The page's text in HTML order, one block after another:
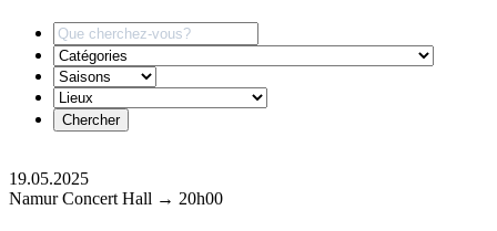
19.05.2025
Namur Concert Hall → 20h00